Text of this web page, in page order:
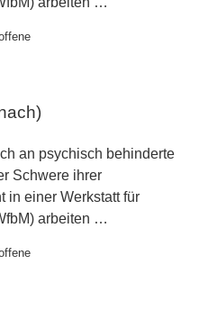
an psychisch behinderte
Schwere ihrer
in einer Werkstatt für
arbeiten …